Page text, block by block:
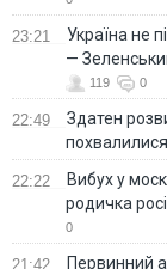
23:21
Україна не
—
119 0
22:49
Здатен
22:22
Вибух у
родичка
0
21:42
Первинний